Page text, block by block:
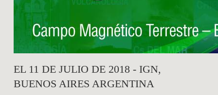
EL 11 DE JULIO DE 2018 - IGN,
BUENOS AIRES ARGENTINA